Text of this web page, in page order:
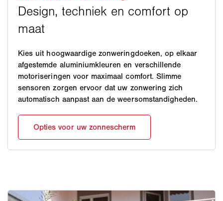
Kies uit hoogwaardige zonweringdoeken, op elkaar
afgestemde aluminiumkleuren en verschillende
motoriseringen voor maximaal comfort. Slimme
sensoren zorgen ervoor dat uw zonwering zich
automatisch aanpast aan de weersomstandigheden.